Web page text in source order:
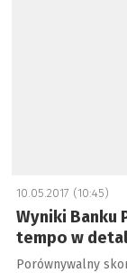
10.05.2017 (10:45)
Wyniki Banku
tempo w
Porównywalny